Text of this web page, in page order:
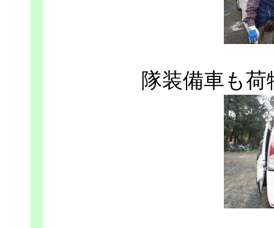
隊装備車も